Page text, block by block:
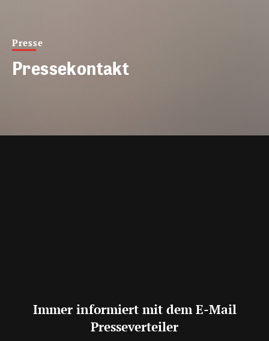
Presse
Pressekontakt
Immer informiert mit dem E-Mail
Presseverteiler